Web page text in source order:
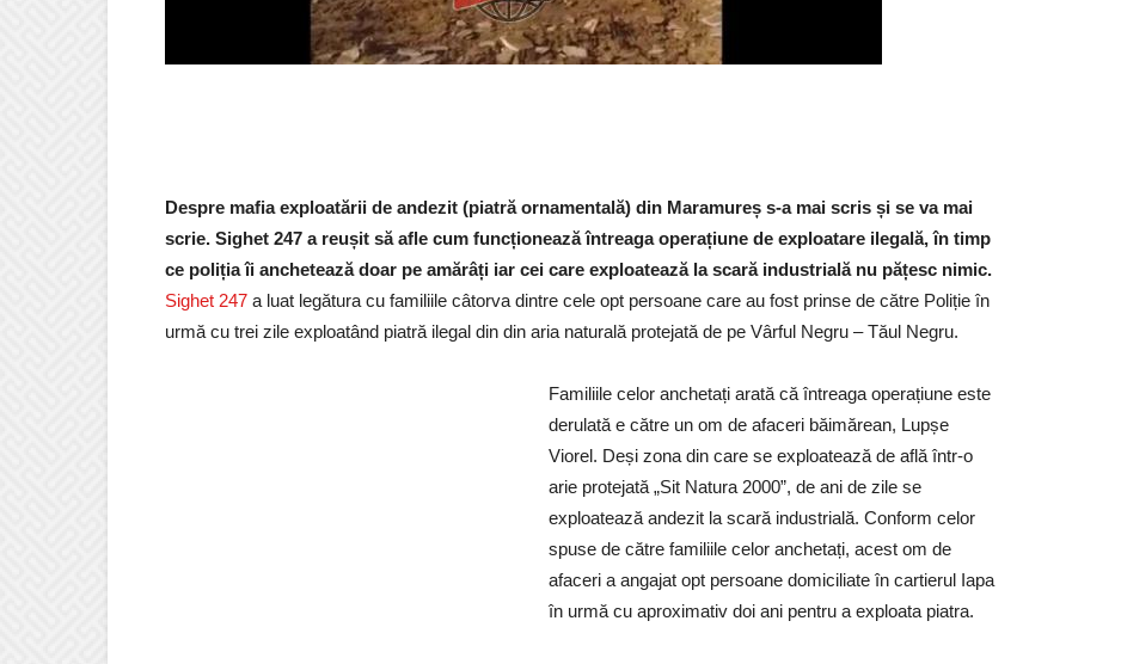
Despre mafia exploatării de andezit (piatră ornamentală) din Maramureș s-a mai scris și se va mai
scrie. Sighet 247 a reușit să afle cum funcționează întreaga operațiune de exploatare ilegală, în timp
ce poliția îi anchetează doar pe amărâți iar cei care exploatează la scară industrială nu pățesc nimic.
Sighet 247 a luat legătura cu familiile câtorva dintre cele opt persoane care au fost prinse de către Poliție în
urmă cu trei zile exploatând piatră ilegal din din aria naturală protejată de pe Vârful Negru – Tăul Negru.
Familiile celor anchetați arată că întreaga operațiune este
derulată e către un om de afaceri băimărean, Lupșe
Viorel. Deși zona din care se exploatează de află într-o
arie protejată „Sit Natura 2000”, de ani de zile se
exploatează andezit la scară industrială. Conform celor
spuse de către familiile celor anchetați, acest om de
afaceri a angajat opt persoane domiciliate în cartierul Iapa
în urmă cu aproximativ doi ani pentru a exploata piatra.